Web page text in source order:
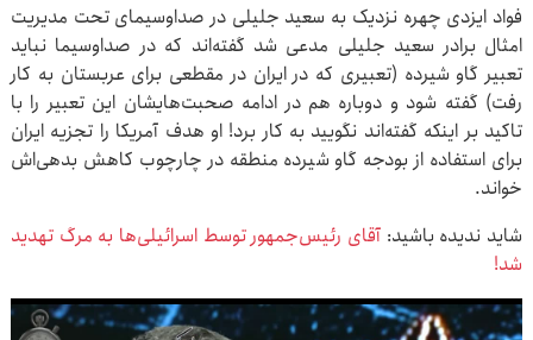
فواد ایزدی چهره نزدیک به سعید جلیلی در صداوسیمای تحت مدیریت
امثال برادر سعید جلیلی مدعی شد گفته‌اند که در صداوسیما نباید
تعبیر گاو شیرده (تعبیری که در ایران در مقطعی برای عربستان به کار
رفت) گفته شود و دوباره هم در ادامه صحبت‌هایشان این تعبیر را با
تاکید بر اینکه گفته‌اند نگویید به کار برد! او هدف آمریکا را تجزیه ایران
برای استفاده از بودجه گاو شیرده منطقه در چارچوب کاهش بدهی‌اش
خواند.
شاید ندیده باشید: آقای رئیس‌جمهور توسط اسرائیلی‌ها به مرگ تهدید
شد!